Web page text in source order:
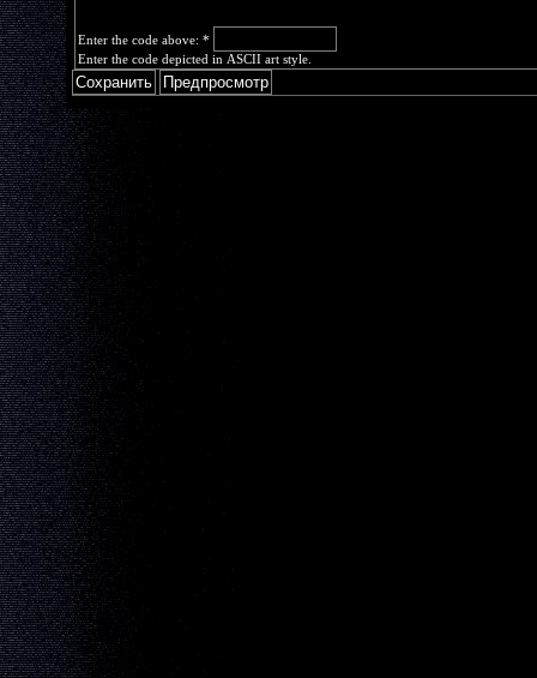
Enter the code above: *
Enter the code depicted in ASCII art style.